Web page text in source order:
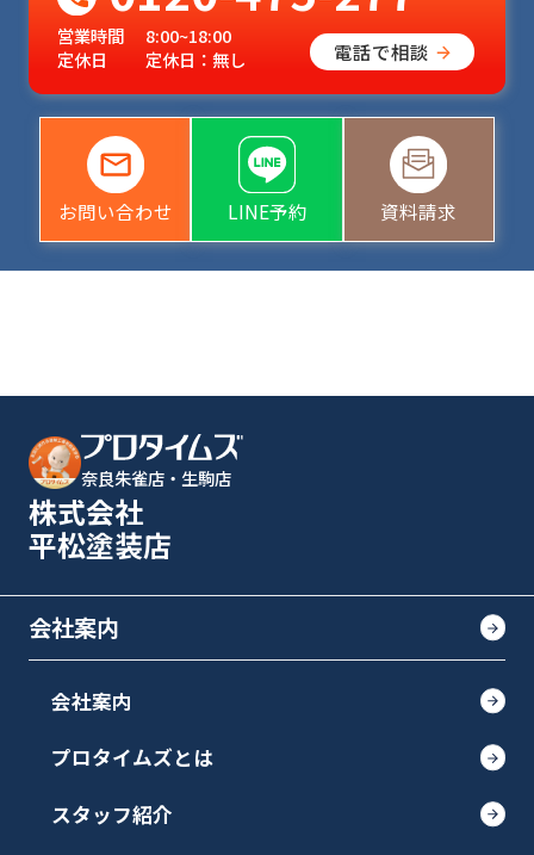
営業時間
8:00~18:00
定休日
定休日：無し 電話で相談
お問い合わせ LINE予約 資料請求
奈良朱雀店・生駒店
株式会社
平松塗装店
会社案内
会社案内
プロタイムズとは
スタッフ紹介